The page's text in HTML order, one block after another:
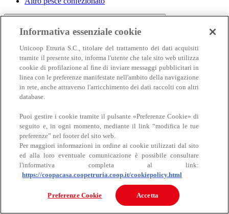
Carne
Carne
Informativa essenziale cookie
Unicoop Etruria S.C., titolare del trattamento dei dati acquisiti
tramite il presente sito, informa l'utente che tale sito web utilizza
cookie di profilazione al fine di inviare messaggi pubblicitari in
linea con le preferenze manifestate nell'ambito della navigazione
in rete, anche attraverso l'arricchimento dei dati raccolti con altri
database.
Puoi gestire i cookie tramite il pulsante «Preferenze Cookie» di
seguito e, in ogni momento, mediante il link “modifica le tue
preferenze” nel footer del sito web.
Per maggiori informazioni in ordine ai cookie utilizzati dal sito
ed alla loro eventuale comunicazione è possibile consultare
l'informativa completa al link:
https://coopacasa.coopetruria.coop.it/cookiepolicy.html
Preferenze Cookie Accetta